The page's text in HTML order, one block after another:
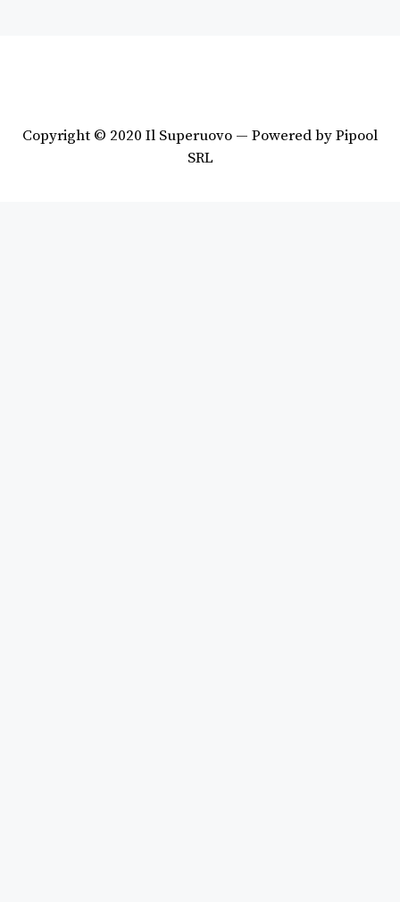
Copyright © 2020 Il Superuovo — Powered by Pipool
SRL